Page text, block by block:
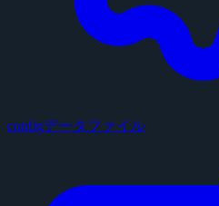
configデータファイル